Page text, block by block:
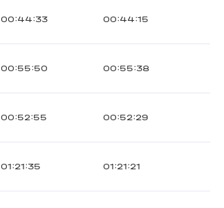
00:44:33 00:44:15
00:55:50 00:55:38
00:52:55 00:52:29
01:21:35 01:21:21